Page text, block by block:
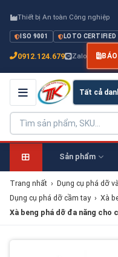
Thiết bị An toàn Công nghiệp
ISO 9001 LOTO CERTIFIED
0912.124.679 Zalo
Sản phẩm
Trang nhất › Dụng cụ phá dỡ
Dụng cụ phá dỡ cầm tay › Xà
Xà beng phá dỡ đa năng cho